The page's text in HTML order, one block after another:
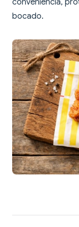
conveniencia,
bocado.